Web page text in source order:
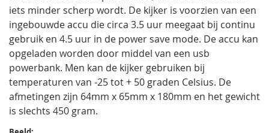
iets minder scherp wordt. De kijker is voorzien van een
ingebouwde accu die circa 3.5 uur meegaat bij continu
gebruik en 4.5 uur in de power save mode. De accu kan
opgeladen worden door middel van een usb
powerbank. Men kan de kijker gebruiken bij
temperaturen van -25 tot + 50 graden Celsius. De
afmetingen zijn 64mm x 65mm x 180mm en het gewicht
is slechts 450 gram.